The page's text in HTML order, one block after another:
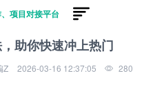
项目对接平台
助你快速冲上热门
Z 2026-03-16 12:37:05 280